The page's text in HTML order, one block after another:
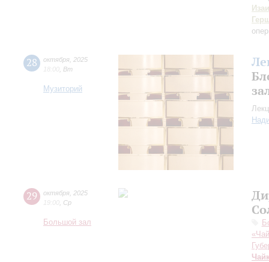
Изаи
28 октября 2025
18:00 Вт
Музиторий
29 октября 2025
19:00 Ср
Большой зал